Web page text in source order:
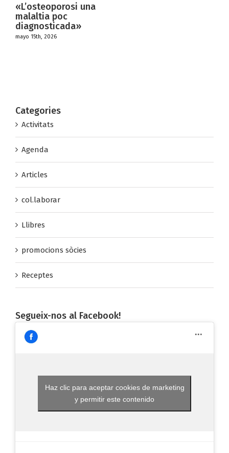
una
Categories
Activitats
Agenda
Articles
col.laborar
Llibres
promocions sòcies
Receptes
Segueix-nos al Facebook!
Haz clic para aceptar cookies de marketing
y permitir este contenido